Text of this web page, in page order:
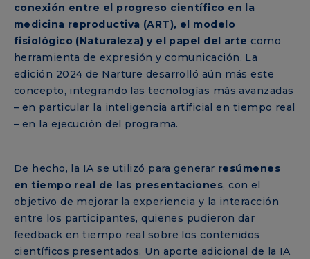
conexión entre el progreso científico en la
medicina reproductiva (ART), el modelo
fisiológico (Naturaleza) y el papel del arte como
herramienta de expresión y comunicación. La
edición 2024 de Narture desarrolló aún más este
concepto, integrando las tecnologías más avanzadas
– en particular la inteligencia artificial en tiempo real
– en la ejecución del programa.
De hecho, la IA se utilizó para generar resúmenes
en tiempo real de las presentaciones, con el
objetivo de mejorar la experiencia y la interacción
entre los participantes, quienes pudieron dar
feedback en tiempo real sobre los contenidos
científicos presentados. Un aporte adicional de la IA